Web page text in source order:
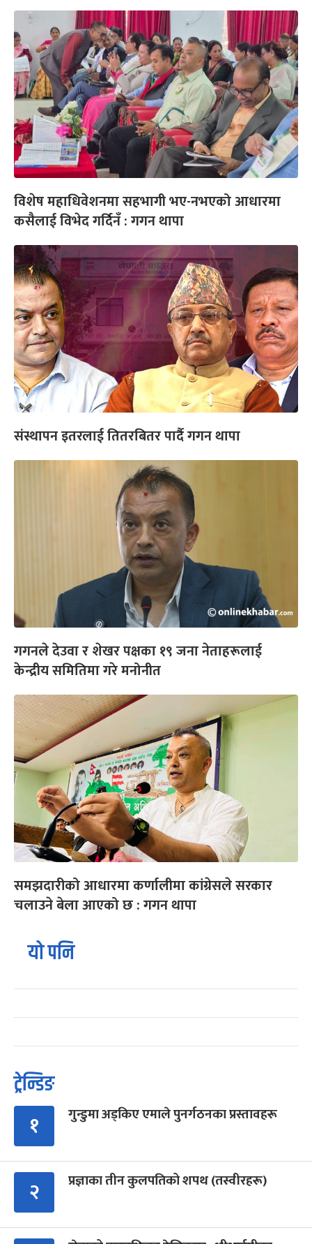
विशेष महाधिवेशनमा सहभागी भए-नभएको आधारमा
कसैलाई विभेद गर्दिनँ : गगन थापा
संस्थापन इतरलाई तितरबितर पार्दै गगन थापा
गगनले देउवा र शेखर पक्षका १९ जना नेताहरूलाई
केन्द्रीय समितिमा गरे मनोनीत
समझदारीको आधारमा कर्णालीमा कांग्रेसले सरकार
चलाउने बेला आएको छ : गगन थापा
यो पनि
ट्रेन्डिङ
१ गुन्डुमा अड्किए एमाले पुनर्गठनका प्रस्तावहरू
२ प्रज्ञाका तीन कुलपतिको शपथ (तस्वीरहरू)